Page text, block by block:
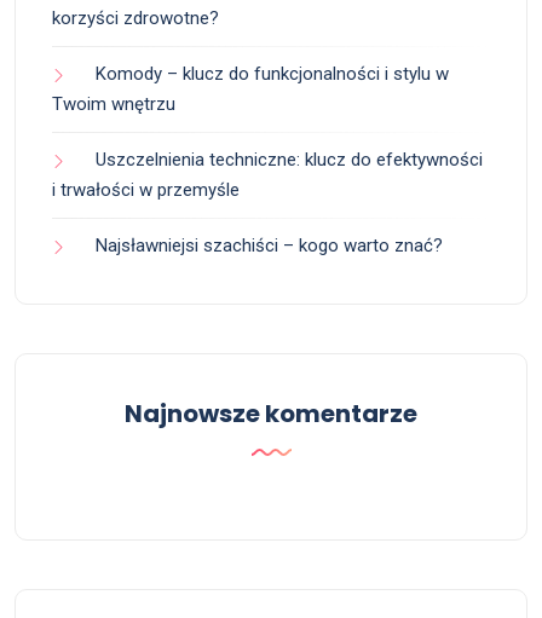
korzyści zdrowotne?
Komody – klucz do funkcjonalności i stylu w
Twoim wnętrzu
Uszczelnienia techniczne: klucz do efektywności
i trwałości w przemyśle
Najsławniejsi szachiści – kogo warto znać?
Najnowsze komentarze